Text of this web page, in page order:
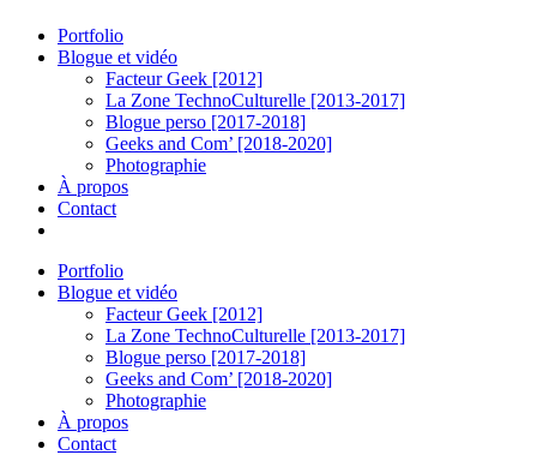
Menu
Portfolio
Blogue et vidéo
Facteur Geek [2012]
La Zone TechnoCulturelle [2013-2017]
Blogue perso [2017-2018]
Geeks and Com’ [2018-2020]
Photographie
À propos
Contact
Portfolio
Blogue et vidéo
Facteur Geek [2012]
La Zone TechnoCulturelle [2013-2017]
Blogue perso [2017-2018]
Geeks and Com’ [2018-2020]
Photographie
À propos
Contact